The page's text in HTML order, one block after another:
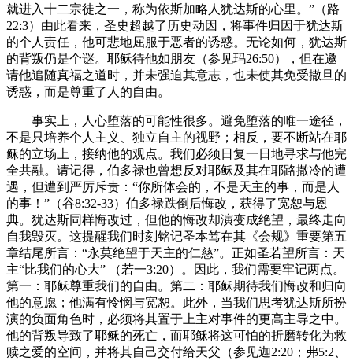
就进入十二宗徒之一，称为依斯加略人犹达斯的心里。”（路
22:3）由此看来，圣史超越了历史动因，将事件归因于犹达斯
的个人责任，他可悲地屈服于恶者的诱惑。无论如何，犹达斯
的背叛仍是个谜。耶稣待他如朋友（参见玛26:50），但在邀
请他追随真福之道时，并未强迫其意志，也未使其免受撒旦的
诱惑，而是尊重了人的自由。
事实上，人心堕落的可能性很多。避免堕落的唯一途径，
不是只培养个人主义、独立自主的视野；相反，要不断站在耶
稣的立场上，接纳他的观点。我们必须日复一日地寻求与他完
全共融。请记得，伯多禄也曾想反对耶稣及其在耶路撒冷的遭
遇，但遭到严厉斥责：“你所体会的，不是天主的事，而是人
的事！”（谷8:32-33）伯多禄跌倒后悔改，获得了宽恕与恩
典。犹达斯同样悔改过，但他的悔改却演变成绝望，最终走向
自我毁灭。这提醒我们时刻铭记圣本笃在其《会规》重要第五
章结尾所言：“永莫绝望于天主的仁慈”。正如圣若望所言：天
主“比我们的心大” （若一3:20）。因此，我们需要牢记两点。
第一：耶稣尊重我们的自由。第二：耶稣期待我们悔改和归向
他的意愿；他满有怜悯与宽恕。此外，当我们思考犹达斯所扮
演的负面角色时，必须将其置于上主对事件的更高主导之中。
他的背叛导致了耶稣的死亡，而耶稣将这可怕的折磨转化为救
赎之爱的空间，并将其自己交付给天父（参见迦2:20；弗5:2、